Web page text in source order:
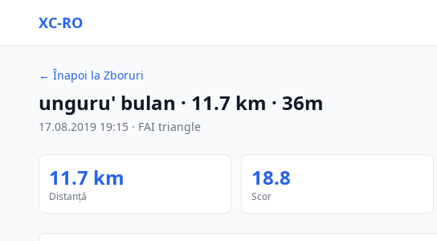
XC-RO
← Înapoi la Zboruri
unguru' bulan · 11.7 km · 36m
17.08.2019 19:15 · FAI triangle
11.7 km
Distanță
18.8
Scor